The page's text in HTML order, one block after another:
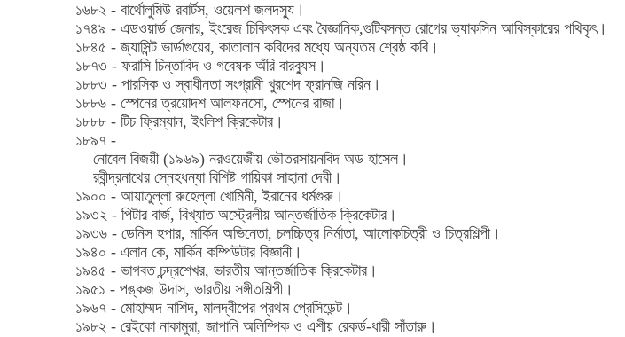
১৬৮২ - বার্থোলুমিউ রবার্টস, ওয়েলশ জলদস্যু।
১৭৪৯ - এডওয়ার্ড জেনার, ইংরেজ চিকিৎসক এবং বৈজ্ঞানিক,গুটিবসন্ত রোগের ভ্যাকসিন আবিস্কারের পথিকৃৎ।
১৮৪৫ - জ্যাসিন্ট ভার্ডাগুয়ের, কাতালান কবিদের মধ্যে অন্যতম শ্রেষ্ঠ কবি।
১৮৭৩ - ফরাসি চিন্তাবিদ ও গবেষক অঁরি বারব্যুস।
১৮৮৩ - পারসিক ও স্বাধীনতা সংগ্রামী খুরশেদ ফ্রানজি নরিন।
১৮৮৬ - স্পেনের ত্রয়োদশ আলফনসো, স্পেনের রাজা।
১৮৮৮ - টিচ ফ্রিম্যান, ইংলিশ ক্রিকেটার।
১৮৯৭ -
নোবেল বিজয়ী (১৯৬৯) নরওয়েজীয় ভৌতরসায়নবিদ অড হাসেল।
রবীন্দ্রনাথের স্নেহধন্যা বিশিষ্ট গায়িকা সাহানা দেবী।
১৯০০ - আয়াতুল্লা রুহেল্লা খোমিনী, ইরানের ধর্মগুরু।
১৯৩২ - পিটার বার্জ, বিখ্যাত অস্ট্রেলীয় আন্তর্জাতিক ক্রিকেটার।
১৯৩৬ - ডেনিস হপার, মার্কিন অভিনেতা, চলচ্চিত্র নির্মাতা, আলোকচিত্রী ও চিত্রশিল্পী।
১৯৪০ - এলান কে, মার্কিন কম্পিউটার বিজ্ঞানী।
১৯৪৫ - ভাগবত চন্দ্রশেখর, ভারতীয় আন্তর্জাতিক ক্রিকেটার।
১৯৫১ - পঙ্কজ উদাস, ভারতীয় সঙ্গীতশিল্পী।
১৯৬৭ - মোহাম্মদ নাশিদ, মালদ্বীপের প্রথম প্রেসিডেন্ট।
১৯৮২ - রেইকো নাকামুরা, জাপানি অলিম্পিক ও এশীয় রেকর্ড-ধারী সাঁতারু।